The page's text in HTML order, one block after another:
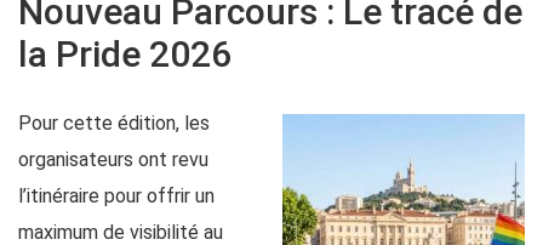
Nouveau Parcours : Le tracé de
la Pride 2026
Pour cette édition, les
organisateurs ont revu
l’itinéraire pour offrir un
maximum de visibilité au